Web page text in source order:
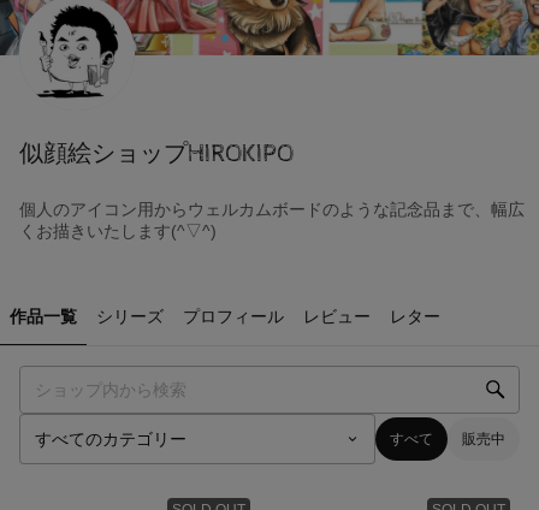
似顔絵ショップHIROKIPO
個人のアイコン用からウェルカムボードのような記念品まで、幅広
くお描きいたします(^▽^)
作品一覧 シリーズ プロフィール レビュー レター
すべて 販売中